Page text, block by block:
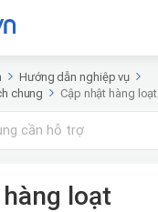
Hướng dẫn nghiệp vụ
chung
Cập nhật hàng loạt
loạt